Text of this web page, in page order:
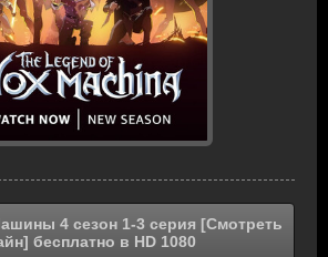
4 сезон 1-3 серия [Смотреть
бесплатно в HD 1080